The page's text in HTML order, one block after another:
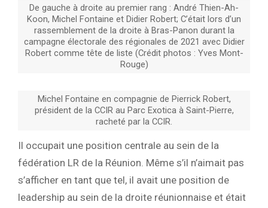
De gauche à droite au premier rang : André Thien-Ah-
Koon, Michel Fontaine et Didier Robert; C’était lors d’un
rassemblement de la droite à Bras-Panon durant la
campagne électorale des régionales de 2021 avec Didier
Robert comme tête de liste (Crédit photos : Yves Mont-
Rouge)
Michel Fontaine en compagnie de Pierrick Robert,
président de la CCIR au Parc Exotica à Saint-Pierre,
racheté par la CCIR.
Il occupait une position centrale au sein de la
fédération LR de la Réunion. Même s’il n’aimait pas
s’afficher en tant que tel, il avait une position de
leadership au sein de la droite réunionnaise et était